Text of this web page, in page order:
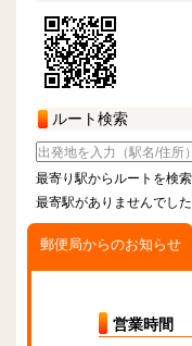
ルート検索
最寄り駅からルートを検索
最寄駅がありませんでした
郵便局からのお知らせ
営業時間